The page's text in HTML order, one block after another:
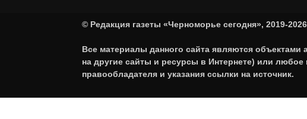
© Редакция газеты «Черноморье сегодня», 2019-2026
Все материалы данного сайта являются объектами
на другие сайты и ресурсы в Интернете) или
правообладателя и указания ссылки на источник.